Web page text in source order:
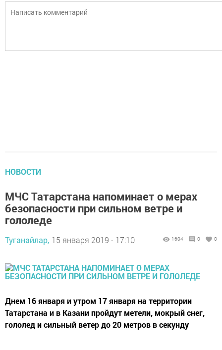
НОВОСТИ
МЧС Татарстана напоминает о мерах
безопасности при сильном ветре и
гололеде
Туганайлар, 15 января 2019 - 17:10 1604 0 0
Днем 16 января и утром 17 января на территории
Татарстана и в Казани пройдут метели, мокрый снег,
гололед и сильный ветер до 20 метров в секунду